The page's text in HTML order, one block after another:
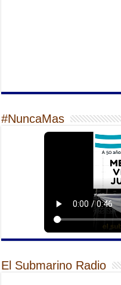
#NuncaMas
El Submarino Radio